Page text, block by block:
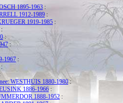
1895-1963 :
1912-1989 :
1919-1985 :
:
:
:
1967 :
:
:
WESTHUIS 1880-1980:
1886-1966 :
1888-1952 :